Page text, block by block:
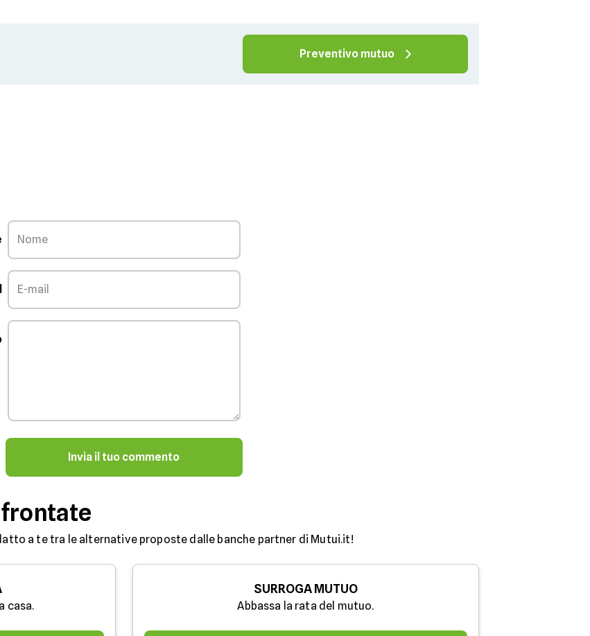
Preventivo mutuo
Invia il tuo commento
a te tra le alternative proposte dalle banche partner di Mutui.it!
casa.
SURROGA MUTUO
Abbassa la rata del mutuo.